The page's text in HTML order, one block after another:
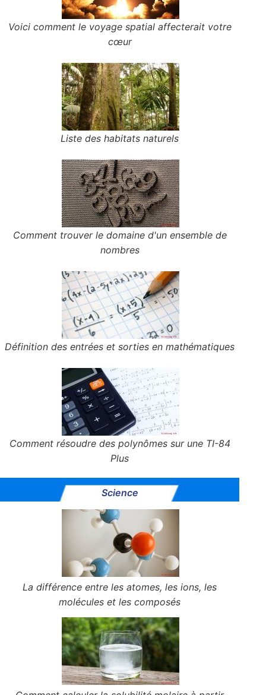
Voici comment le voyage spatial affecterait votre
cœur
Liste des habitats naturels
Comment trouver le domaine d'un ensemble de
nombres
Définition des entrées et sorties en mathématiques
Comment résoudre des polynômes sur une TI-84
Plus
Science
La différence entre les atomes, les ions, les
molécules et les composés